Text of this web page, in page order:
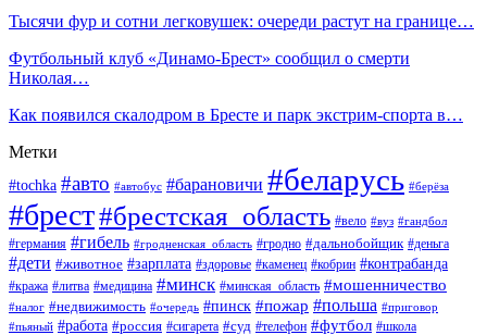
Тысячи фур и сотни легковушек: очереди растут на границе…
Футбольный клуб «Динамо-Брест» сообщил о смерти
Николая…
Как появился скалодром в Бресте и парк экстрим-спорта в…
Метки
#tochka #авто #автобус #барановичи #беларусь #берёза
#брест#брестская_область #вело #вуз #гандбол
#германия #гибель #гродненская_область #гродно #дальнобойщик #деньга
#дети #животное #зарплата #здоровье #каменец #кобрин #контрабанда
#кража #литва #медицина #минск #минская_область #мошенничество
#налог #недвижимость #очередь #пинск #пожар #польша #приговор
#пьяный #работа #россия #сигарета #суд #телефон #футбол #школа